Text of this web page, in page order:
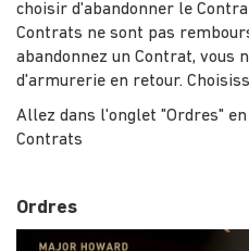
choisir d'abandonner le
Contrats ne sont pas
abandonnez un Contrat, vous
d'armurerie en retour.
Allez dans l'onglet "Ordres"
Contrats
Ordres